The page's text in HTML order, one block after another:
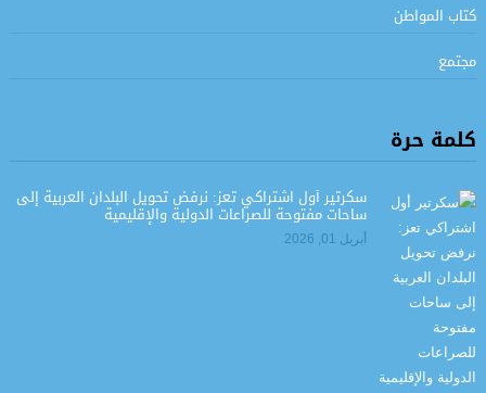
كتاب المواطن
مجتمع
كلمة حرة
سكرتير أول اشتراكي تعز: نرفض تحويل البلدان العربية إلى
ساحات مفتوحة للصراعات الدولية والإقليمية
أبريل 01, 2026